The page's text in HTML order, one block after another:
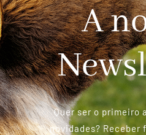
A
Quer ser o primeiro
novidades? Receber